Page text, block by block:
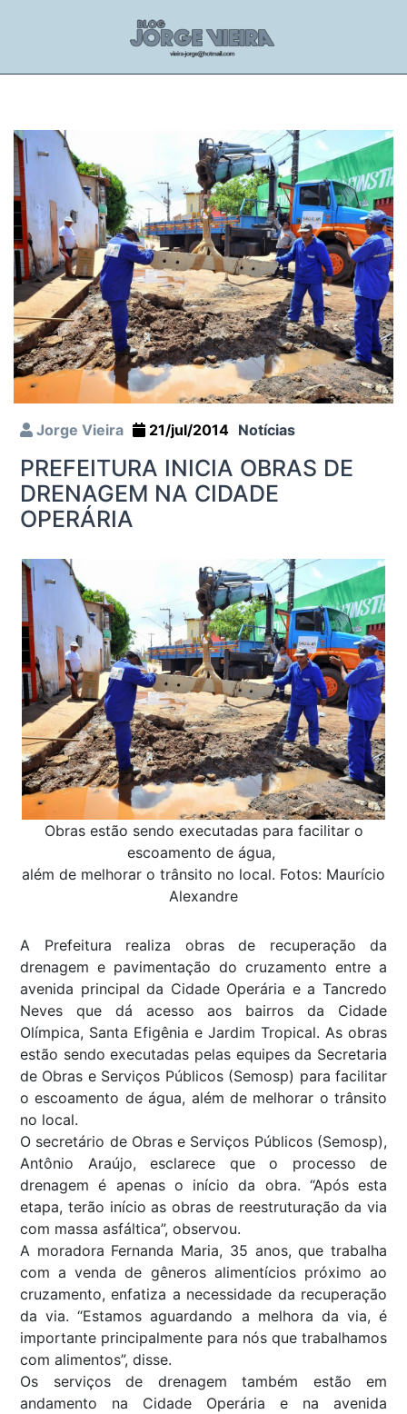
Jorge Vieira 21/jul/2014 Notícias
PREFEITURA INICIA OBRAS DE
DRENAGEM NA CIDADE
OPERÁRIA
Obras estão sendo executadas para facilitar o
escoamento de água,
além de melhorar o trânsito no local. Fotos: Maurício
Alexandre
A Prefeitura realiza obras de recuperação da
drenagem e pavimentação do cruzamento entre a
avenida principal da Cidade Operária e a Tancredo
Neves que dá acesso aos bairros da Cidade
Olímpica, Santa Efigênia e Jardim Tropical. As obras
estão sendo executadas pelas equipes da Secretaria
de Obras e Serviços Públicos (Semosp) para facilitar
o escoamento de água, além de melhorar o trânsito
no local.
O secretário de Obras e Serviços Públicos (Semosp),
Antônio Araújo, esclarece que o processo de
drenagem é apenas o início da obra. “Após esta
etapa, terão início as obras de reestruturação da via
com massa asfáltica”, observou.
A moradora Fernanda Maria, 35 anos, que trabalha
com a venda de gêneros alimentícios próximo ao
cruzamento, enfatiza a necessidade da recuperação
da via. “Estamos aguardando a melhora da via, é
importante principalmente para nós que trabalhamos
com alimentos”, disse.
Os serviços de drenagem também estão em
andamento na Cidade Operária e na avenida